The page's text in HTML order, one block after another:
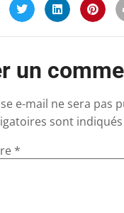
un
e-mail ne sera pas
sont indiqués
*